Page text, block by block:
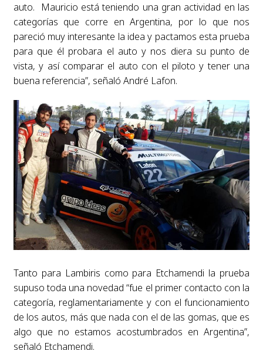
auto. Mauricio está teniendo una gran actividad en las
categorías que corre en Argentina, por lo que nos
pareció muy interesante la idea y pactamos esta prueba
para que él probara el auto y nos diera su punto de
vista, y así comparar el auto con el piloto y tener una
buena referencia”, señaló André Lafon.
Tanto para Lambiris como para Etchamendi la prueba
supuso toda una novedad “fue el primer contacto con la
categoría, reglamentariamente y con el funcionamiento
de los autos, más que nada con el de las gomas, que es
algo que no estamos acostumbrados en Argentina”,
señaló Etchamendi.